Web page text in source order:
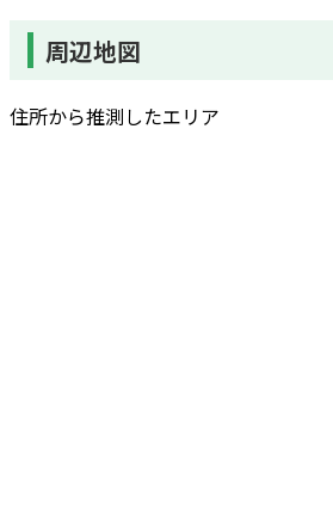
周辺地図
住所から推測したエリア